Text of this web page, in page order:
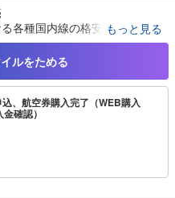
各種国内線の格安航空券を一
もっと見る
ルをためる
、航空券購入完了（WEB購入
確認）